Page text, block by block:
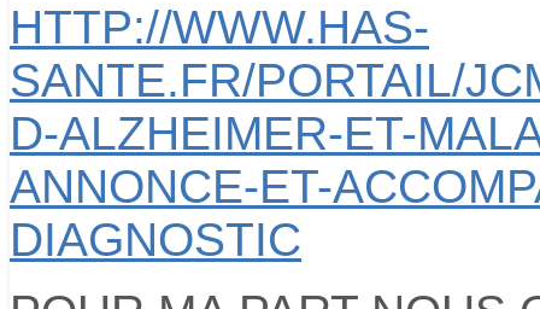
HTTP://WWW.HAS-
SANTE.FR/PORTAIL/
D-ALZHEIMER-ET-
ANNONCE-ET-
DIAGNOSTIC